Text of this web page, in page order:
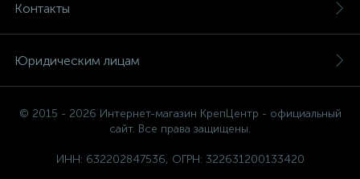
Контакты
Юридическим лицам
© 2015 - 2026 Интернет-магазин КрепЦентр - официальный
сайт. Все права защищены.
ИНН: 632202847536, ОГРН: 322631200133420